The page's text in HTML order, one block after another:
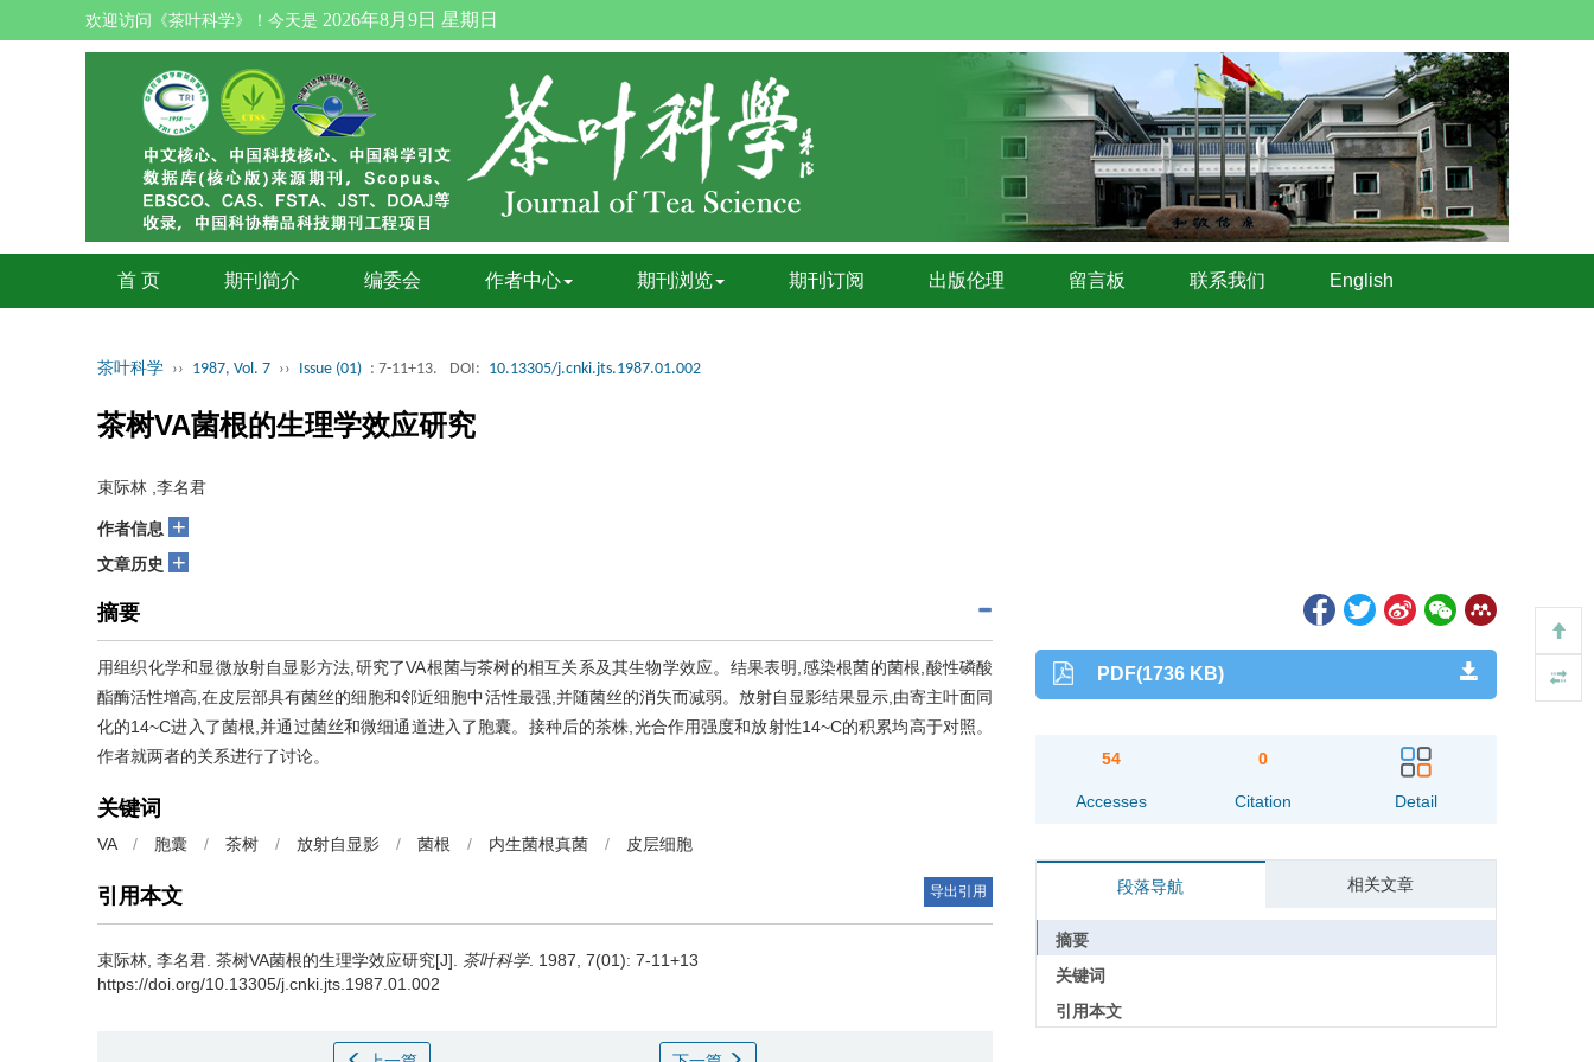
欢迎访问《茶叶科学》！今天是 2026年8月9日 星期日
首 页 期刊简介 编委会 作者中心 期刊浏览 期刊订阅 出版伦理 留言板 联系我们 English
茶叶科学 ›› 1987, Vol. 7 ›› Issue (01) : 7-11+13. DOI: 10.13305/j.cnki.jts.1987.01.002
茶树VA菌根的生理学效应研究
束际林 ,李名君
作者信息 +
文章历史 +
摘要
用组织化学和显微放射自显影方法,研究了VA根菌与茶树的相互关系及其生物学效应。结果表明,感染根菌的菌根,酸性磷酸
酯酶活性增高,在皮层部具有菌丝的细胞和邻近细胞中活性最强,并随菌丝的消失而减弱。放射自显影结果显示,由寄主叶面同
化的14~C进入了菌根,并通过菌丝和微细通道进入了胞囊。接种后的茶株,光合作用强度和放射性14~C的积累均高于对照。
作者就两者的关系进行了讨论。
关键词
VA / 胞囊 / 茶树 / 放射自显影 / 菌根 / 内生菌根真菌 / 皮层细胞
引用本文 导出引用
束际林, 李名君. 茶树VA菌根的生理学效应研究[J]. 茶叶科学. 1987, 7(01): 7-11+13
https://doi.org/10.13305/j.cnki.jts.1987.01.002
PDF(1736 KB)
54
Accesses
0
Citation Detail
段落导航 相关文章
摘要
关键词
引用本文